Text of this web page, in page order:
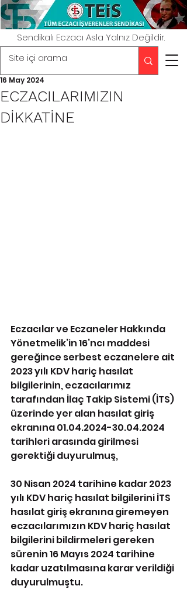
Sendikalı Eczacı Asla Yalnız Değildir.
ECZACILARIMIZIN
DİKKATİNE
16 May 2024
Eczacılar ve Eczaneler Hakkında
Yönetmelik’in 16’ncı maddesi
gereğince serbest eczanelere ait
2023 yılı KDV hariç hasılat
bilgilerinin, eczacılarımız
tarafından İlaç Takip Sistemi (İTS)
üzerinde yer alan hasılat giriş
ekranına 01.04.2024-30.04.2024
tarihleri arasında girilmesi
gerektiği duyurulmuş,
30 Nisan 2024 tarihine kadar 2023
yılı KDV hariç hasılat bilgilerini İTS
hasılat giriş ekranına giremeyen
eczacılarımızın KDV hariç hasılat
bilgilerini bildirmeleri gereken
sürenin 16 Mayıs 2024 tarihine
kadar uzatılmasına karar verildiği
duyurulmuştu.